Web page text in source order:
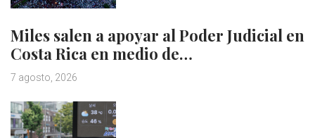
Miles salen a apoyar al Poder Judicial en
Costa Rica en medio de…
7 agosto, 2026